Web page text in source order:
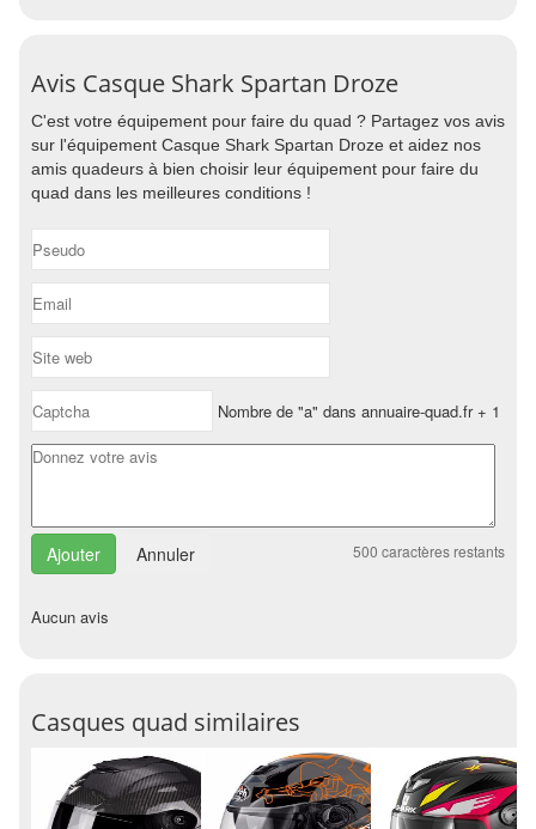
Avis Casque Shark Spartan Droze
C'est votre équipement pour faire du quad ? Partagez vos avis
sur l'équipement Casque Shark Spartan Droze et aidez nos
amis quadeurs à bien choisir leur équipement pour faire du
quad dans les meilleures conditions !
Nombre de "a" dans annuaire-quad.fr + 1
Annuler 500 caractères restants
Aucun avis
Casques quad similaires